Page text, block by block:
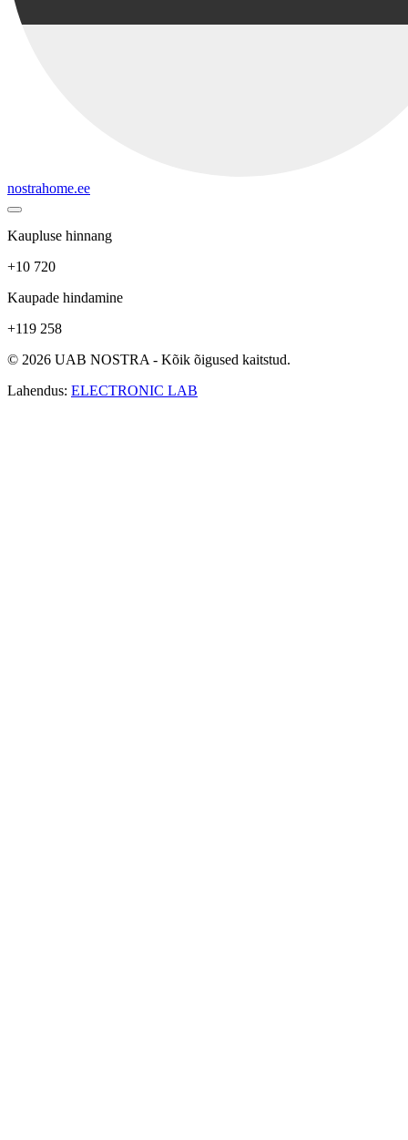
nostrahome.ee
Kaupluse hinnang
+10 720
Kaupade hindamine
+119 258
© 2026 UAB NOSTRA - Kõik õigused kaitstud.
Lahendus: ELECTRONIC LAB